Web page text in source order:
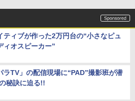
ティブが作った2万円台の“小さなピュ
ィオスピーカー”
ラTV」の配信現場に“PAD”撮影班が潜
秘訣に迫る!!